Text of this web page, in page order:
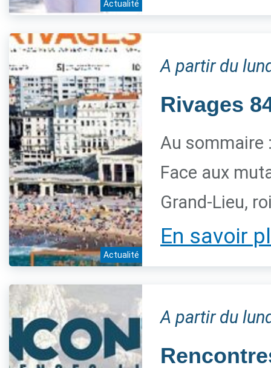
Actualité
Actualité
A partir du
Rivages
Au sommaire
Face aux
Grand-Lieu,
En savoir
A partir du